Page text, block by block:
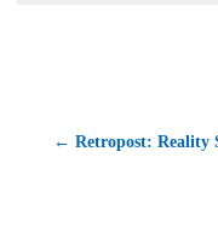
← Retropost: Reality